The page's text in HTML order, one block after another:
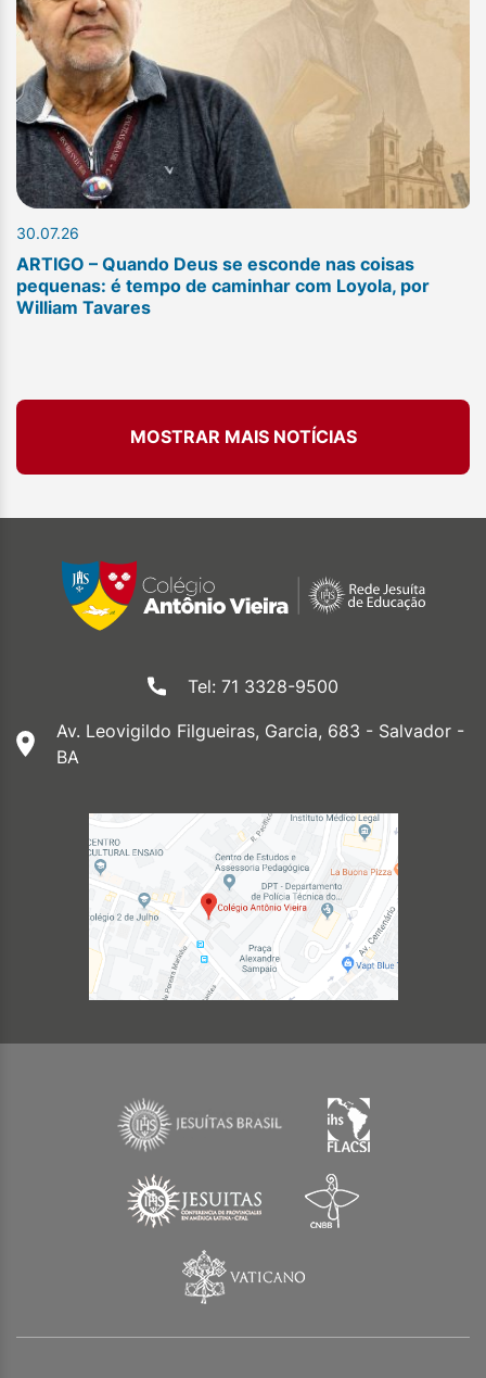
30.07.26
ARTIGO – Quando Deus se esconde nas coisas
pequenas: é tempo de caminhar com Loyola, por
William Tavares
MOSTRAR MAIS NOTÍCIAS
Tel: 71 3328-9500
Av. Leovigildo Filgueiras, Garcia, 683 - Salvador -
BA